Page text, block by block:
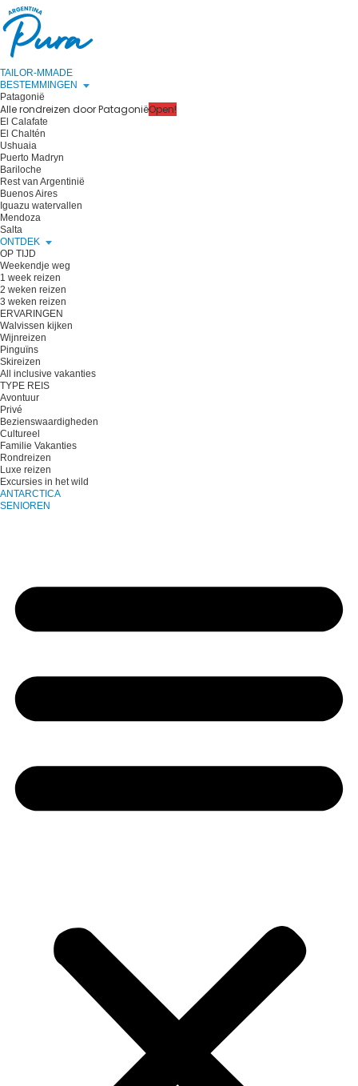
TAILOR-MMADE
BESTEMMINGEN
Patagonië
Alle rondreizen door PatagoniëOpen!
El Calafate
El Chaltén
Ushuaia
Puerto Madryn
Bariloche
Rest van Argentinië
Buenos Aires
Iguazu watervallen
Mendoza
Salta
ONTDEK
OP TIJD
Weekendje weg
1 week reizen
2 weken reizen
3 weken reizen
ERVARINGEN
Walvissen kijken
Wijnreizen
Pinguïns
Skireizen
All inclusive vakanties
TYPE REIS
Avontuur
Privé
Bezienswaardigheden
Cultureel
Familie Vakanties
Rondreizen
Luxe reizen
Excursies in het wild
ANTARCTICA
SENIOREN